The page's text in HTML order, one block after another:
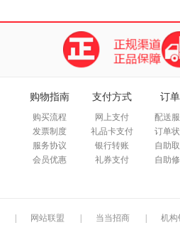
购物指南
购买流程
发票制度
服务协议
会员优惠
支付方式
网上支付
礼品卡支付
银行转账
礼券支付
订
配送
订单
自助
自助
网站联盟 当当招商 机构